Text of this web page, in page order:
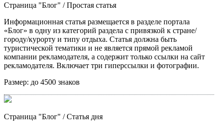
Страница "Блог" / Простая статья
Информационная статья размещается в разделе портала
«Блог» в одну из категорий раздела с привязкой к стране/
городу/курорту и типу отдыха. Статья должна быть
туристической тематики и не является прямой рекламой
компании рекламодателя, а содержит только ссылки на сайт
рекламодателя. Включает три гиперссылки и фотографии.
Размер: до 4500 знаков
Страница "Блог" / Статья дня